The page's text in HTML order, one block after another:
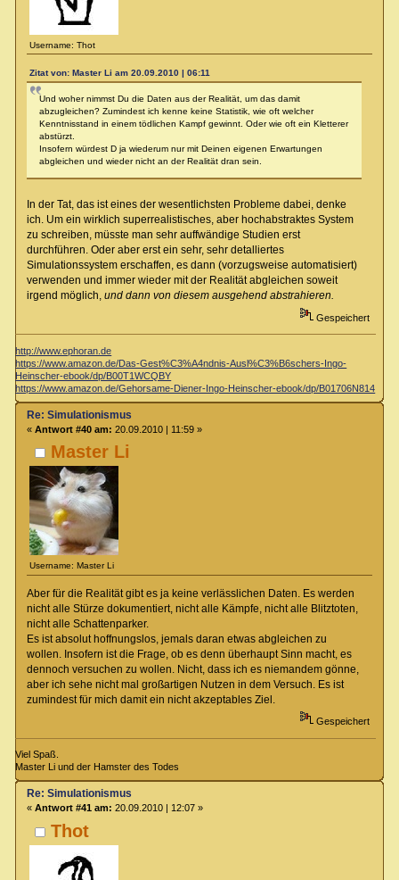
Username: Thot
Zitat von: Master Li am 20.09.2010 | 06:11
Und woher nimmst Du die Daten aus der Realität, um das damit
abzugleichen? Zumindest ich kenne keine Statistik, wie oft welcher
Kenntnisstand in einem tödlichen Kampf gewinnt. Oder wie oft ein Kletterer
abstürzt.
Insofern würdest D ja wiederum nur mit Deinen eigenen Erwartungen
abgleichen und wieder nicht an der Realität dran sein.
In der Tat, das ist eines der wesentlichsten Probleme dabei, denke
ich. Um ein wirklich superrealistisches, aber hochabstraktes System
zu schreiben, müsste man sehr auffwändige Studien erst
durchführen. Oder aber erst ein sehr, sehr detalliertes
Simulationssystem erschaffen, es dann (vorzugsweise automatisiert)
verwenden und immer wieder mit der Realität abgleichen soweit
irgend möglich, und dann von diesem ausgehend abstrahieren.
Gespeichert
http://www.ephoran.de
https://www.amazon.de/Das-Gest%C3%A4ndnis-Ausl%C3%B6schers-Ingo-
Heinscher-ebook/dp/B00T1WCQBY
https://www.amazon.de/Gehorsame-Diener-Ingo-Heinscher-ebook/dp/B01706N814
Master Li
Username: Master Li
Re: Simulationismus
« Antwort #40 am: 20.09.2010 | 11:59 »
Aber für die Realität gibt es ja keine verlässlichen Daten. Es werden
nicht alle Stürze dokumentiert, nicht alle Kämpfe, nicht alle Blitztoten,
nicht alle Schattenparker.
Es ist absolut hoffnungslos, jemals daran etwas abgleichen zu
wollen. Insofern ist die Frage, ob es denn überhaupt Sinn macht, es
dennoch versuchen zu wollen. Nicht, dass ich es niemandem gönne,
aber ich sehe nicht mal großartigen Nutzen in dem Versuch. Es ist
zumindest für mich damit ein nicht akzeptables Ziel.
Gespeichert
Viel Spaß.
Master Li und der Hamster des Todes
Thot
Re: Simulationismus
« Antwort #41 am: 20.09.2010 | 12:07 »